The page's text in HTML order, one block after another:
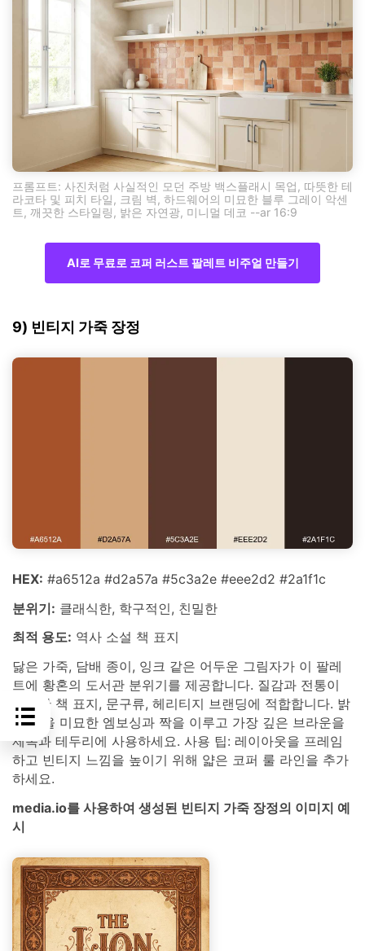
프롬프트: 사진처럼 사실적인 모던 주방 백스플래시 목업, 따뜻한 테
라코타 및 피치 타일, 크림 벽, 하드웨어의 미묘한 블루 그레이 악센
트, 깨끗한 스타일링, 밝은 자연광, 미니멀 데코 --ar 16:9
AI로 무료로 코퍼 러스트 팔레트 비주얼 만들기
9) 빈티지 가죽 장정
HEX: #a6512a #d2a57a #5c3a2e #eee2d2 #2a1f1c
분위기: 클래식한, 학구적인, 친밀한
최적 용도: 역사 소설 책 표지
닳은 가죽, 담배 종이, 잉크 같은 어두운 그림자가 이 팔레
트에 황혼의 도서관 분위기를 제공합니다. 질감과 전통이
중요한 책 표지, 문구류, 헤리티지 브랜딩에 적합합니다. 밝
은 탄을 미묘한 엠보싱과 짝을 이루고 가장 깊은 브라운을
제목과 테두리에 사용하세요. 사용 팁: 레이아웃을 프레임
하고 빈티지 느낌을 높이기 위해 얇은 코퍼 룰 라인을 추가
하세요.
media.io를 사용하여 생성된 빈티지 가죽 장정의 이미지 예
시